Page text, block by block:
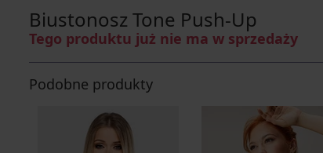
Biustonosz Tone Push-Up
Tego produktu już nie ma w sprzedaży
Podobne produkty